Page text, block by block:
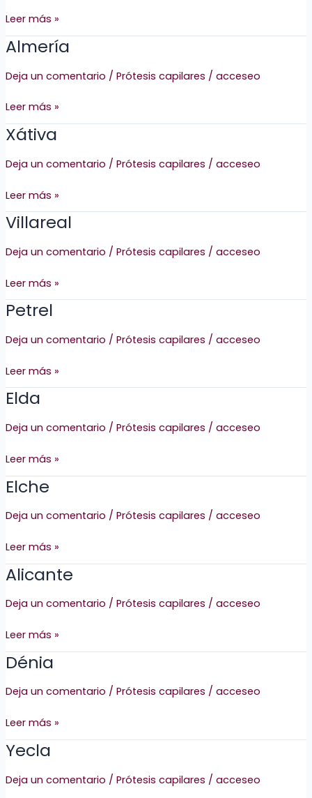
Leer más »
Almería
Deja un comentario / Prótesis capilares / acceseo
Almería
Leer más »
Xátiva
Deja un comentario / Prótesis capilares / acceseo
Xátiva
Leer más »
Villareal
Deja un comentario / Prótesis capilares / acceseo
Villareal
Leer más »
Petrel
Deja un comentario / Prótesis capilares / acceseo
Petrel
Leer más »
Elda
Deja un comentario / Prótesis capilares / acceseo
Elda
Leer más »
Elche
Deja un comentario / Prótesis capilares / acceseo
Elche
Leer más »
Alicante
Deja un comentario / Prótesis capilares / acceseo
Alicante
Leer más »
Dénia
Deja un comentario / Prótesis capilares / acceseo
Dénia
Leer más »
Yecla
Deja un comentario / Prótesis capilares / acceseo
Yecla